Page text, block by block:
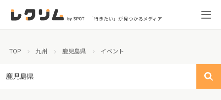
「行きたい」が見つかるメディア
TOP 九州 鹿児島県 イベント
鹿児島県